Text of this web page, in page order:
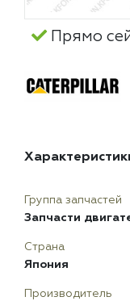
Прямо
Группа запчастей
Запчасти
Страна
Япония
Производитель